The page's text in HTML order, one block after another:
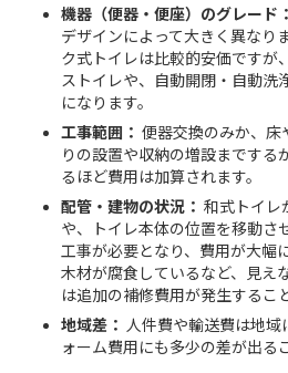
機器（便器・便座）のグレード：
デザインによって大きく異なり
ク式トイレは比較的安価ですが
ストイレや、自動開閉・自動洗
になります。
工事範囲： 便器交換のみか、床
りの設置や収納の増設までする
るほど費用は加算されます。
配管・建物の状況： 和式トイレ
や、トイレ本体の位置を移動さ
工事が必要となり、費用が大幅
木材が腐食しているなど、見え
は追加の補修費用が発生するこ
地域差： 人件費や輸送費は地域
ォーム費用にも多少の差が出る